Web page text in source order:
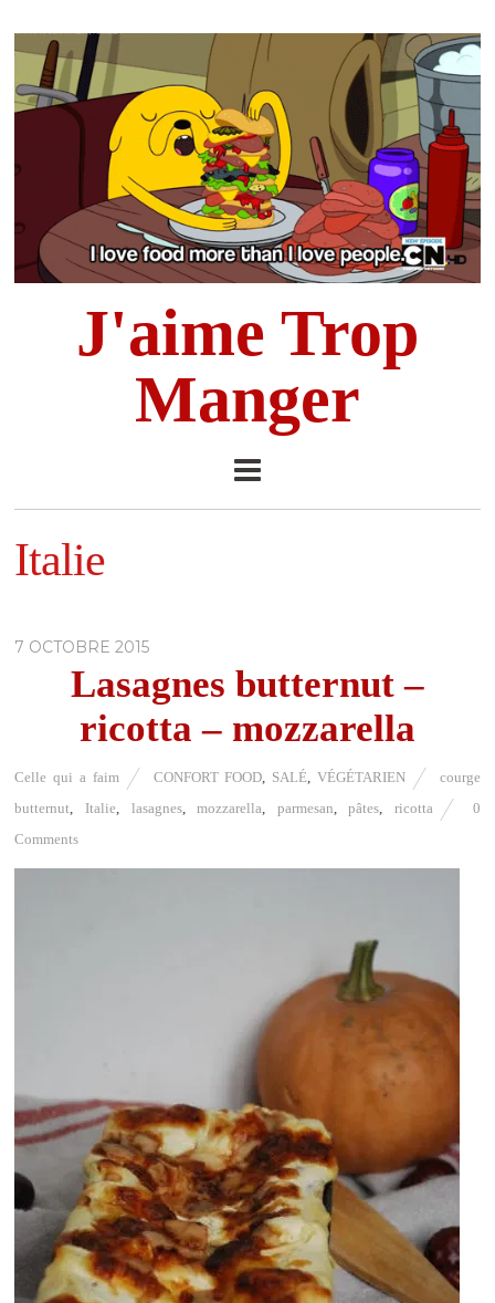
J'aime Trop
Manger
Italie
7 OCTOBRE 2015
Lasagnes butternut –
ricotta – mozzarella
Celle qui a faim CONFORT FOOD SALÉ VÉGÉTARIEN
courge
butternut
Italie lasagnes,mozzarella parmesan ,pâtes ricotta
0
Comments